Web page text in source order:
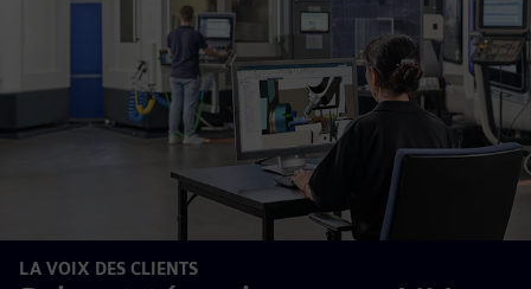
LA VOIX DES CLIENTS